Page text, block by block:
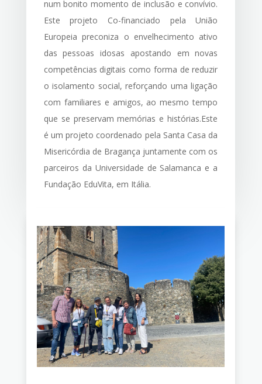
num bonito momento de inclusão e convívio.
Este projeto Co-financiado pela União
Europeia preconiza o envelhecimento ativo
das pessoas idosas apostando em novas
competências digitais como forma de reduzir
o isolamento social, reforçando uma ligação
com familiares e amigos, ao mesmo tempo
que se preservam memórias e histórias.Este
é um projeto coordenado pela Santa Casa da
Misericórdia de Bragança juntamente com os
parceiros da Universidade de Salamanca e a
Fundação EduVita, em Itália.